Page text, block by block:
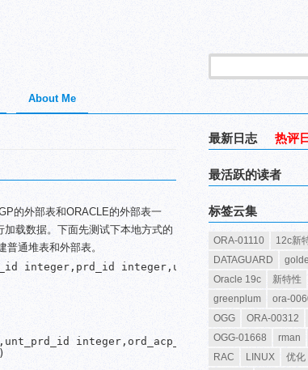
About Me
的外部表和ORACLE的外部表一
载数据。下面先测试下本地方式的
通堆表和外部表。
integer,prd_id integer,unt_prd_id
integer,ord_acp_dtm timestamp
最新日志 热评
最活跃的读者
标签云集
ORA-01110 12c新
DATAGUARD
Oracle 19c
新特性
greenplum
ora-
OGG
ORA-00312
OGG-01668
rman
RAC
LINUX 优化